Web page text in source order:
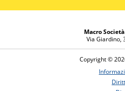
Macro
Via Giardino,
Copyright ©